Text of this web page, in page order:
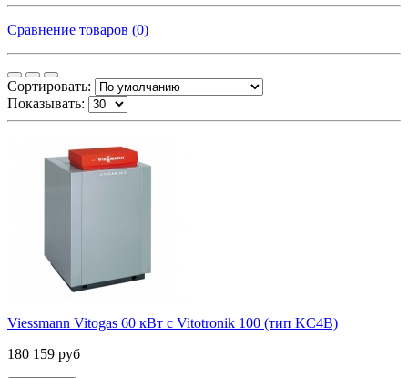
Сравнение товаров (0)
Сортировать:
Показывать:
Viessmann Vitogas 60 кВт с Vitotronik 100 (тип KC4B)
180 159 руб